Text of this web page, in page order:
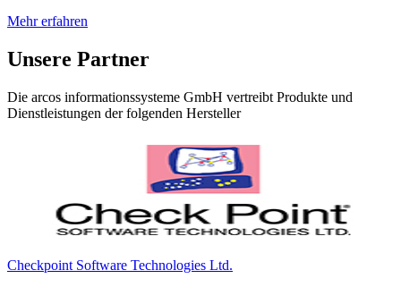
Mehr erfahren
Unsere Partner
Die arcos informationssysteme GmbH vertreibt Produkte und
Dienstleistungen der folgenden Hersteller
Checkpoint Software Technologies Ltd.